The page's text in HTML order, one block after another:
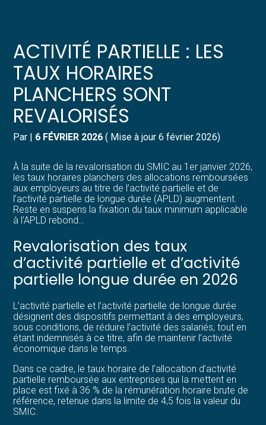
Gérer votre quotidien
Piloter votre entreprise
Développer votre entreprise
Structurer votre croissance
Être prêt pour la facturation
électronique
Suivre votre comptabilité
Gérer vos ressources humaines
Dématérialiser vos documents
ACTIVITÉ PARTIELLE : LES
TAUX HORAIRES
PLANCHERS SONT
REVALORISÉS
Par | 6 FÉVRIER 2026 ( Mise à jour 6 février 2026)
À la suite de la revalorisation du SMIC au 1er janvier 2026,
les taux horaires planchers des allocations remboursées
aux employeurs au titre de l’activité partielle et de
l’activité partielle de longue durée (APLD) augmentent.
Reste en suspens la fixation du taux minimum applicable
à l’APLD rebond…
Revalorisation des taux
d’activité partielle et d’activité
partielle longue durée en 2026
L’activité partielle et l’activité partielle de longue durée
désignent des dispositifs permettant à des employeurs,
sous conditions, de réduire l’activité des salariés, tout en
étant indemnisés à ce titre, afin de maintenir l’activité
économique dans le temps.
Dans ce cadre, le taux horaire de l’allocation d’activité
partielle remboursée aux entreprises qui la mettent en
place est fixé à 36 % de la rémunération horaire brute de
référence, retenue dans la limite de 4,5 fois la valeur du
SMIC.